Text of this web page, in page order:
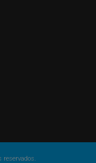
reservados.